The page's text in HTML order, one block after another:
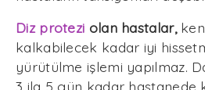
Diz protezi olan hastalar,
kalkabilecek kadar iyi
yürütülme işlemi yapılmaz.
3 ila 5 gün kadar hastanede